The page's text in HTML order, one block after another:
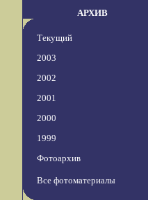
АРХИВ
Текущий
2003
2002
2001
2000
1999
Фотоархив
Все фотоматериалы